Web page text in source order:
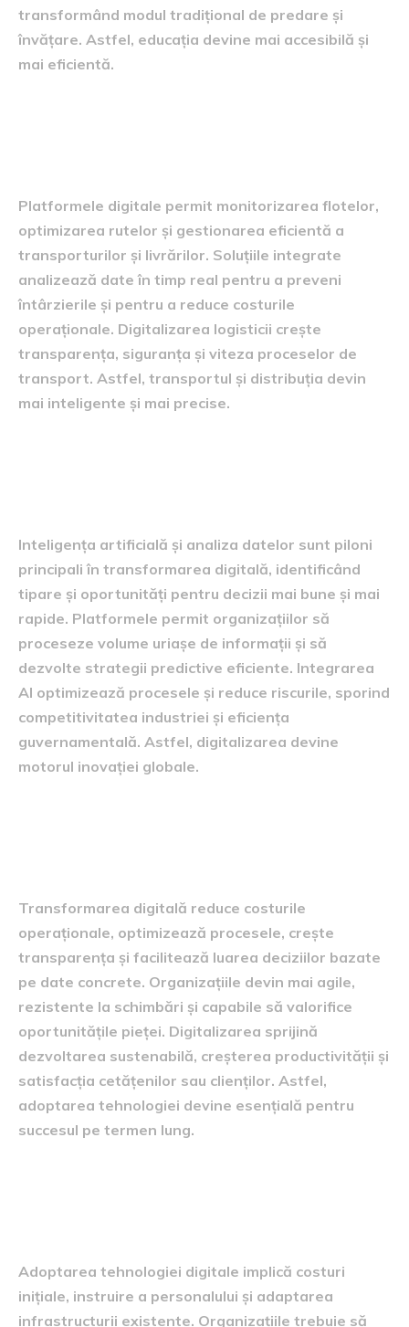
transformând modul tradițional de predare și
învățare. Astfel, educația devine mai accesibilă și
mai eficientă.
Platformele digitale permit monitorizarea flotelor,
optimizarea rutelor și gestionarea eficientă a
transporturilor și livrărilor. Soluțiile integrate
analizează date în timp real pentru a preveni
întârzierile și pentru a reduce costurile
operaționale. Digitalizarea logisticii crește
transparența, siguranța și viteza proceselor de
transport. Astfel, transportul și distribuția devin
mai inteligente și mai precise.
Inteligența artificială și analiza datelor sunt piloni
principali în transformarea digitală, identificând
tipare și oportunități pentru decizii mai bune și mai
rapide. Platformele permit organizațiilor să
proceseze volume uriașe de informații și să
dezvolte strategii predictive eficiente. Integrarea
AI optimizează procesele și reduce riscurile, sporind
competitivitatea industriei și eficiența
guvernamentală. Astfel, digitalizarea devine
motorul inovației globale.
Transformarea digitală reduce costurile
operaționale, optimizează procesele, crește
transparența și facilitează luarea deciziilor bazate
pe date concrete. Organizațiile devin mai agile,
rezistente la schimbări și capabile să valorifice
oportunitățile pieței. Digitalizarea sprijină
dezvoltarea sustenabilă, creșterea productivității și
satisfacția cetățenilor sau clienților. Astfel,
adoptarea tehnologiei devine esențială pentru
succesul pe termen lung.
Adoptarea tehnologiei digitale implică costuri
inițiale, instruire a personalului și adaptarea
infrastructurii existente. Organizațiile trebuie să